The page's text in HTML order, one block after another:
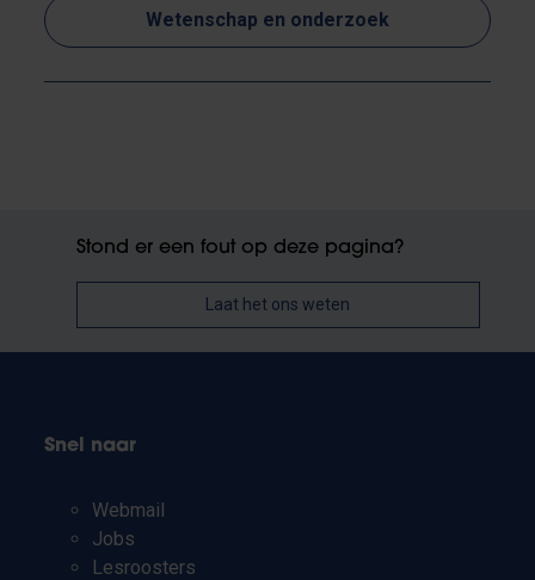
Wetenschap en onderzoek
Stond er een fout op deze pagina?
Laat het ons weten
Snel naar
Webmail
Jobs
Lesroosters